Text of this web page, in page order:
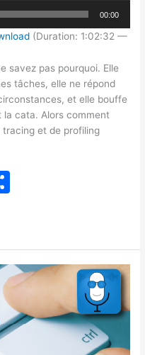
00:00
(Duration: 1:02:32 —
savez pas pourquoi. Elle
tâches, elle ne répond
et elle bouffe
la cata. Alors comment
tracing et de profiling
g
er